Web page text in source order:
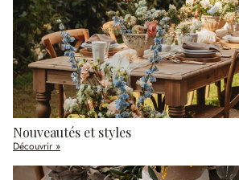
Nouveautés et styles
Découvrir »